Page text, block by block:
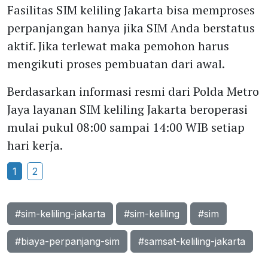
Fasilitas SIM keliling Jakarta bisa memproses
perpanjangan hanya jika SIM Anda berstatus
aktif. Jika terlewat maka pemohon harus
mengikuti proses pembuatan dari awal.
Berdasarkan informasi resmi dari Polda Metro
Jaya layanan SIM keliling Jakarta beroperasi
mulai pukul 08:00 sampai 14:00 WIB setiap
hari kerja.
1 2
#sim-keliling-jakarta #sim-keliling #sim
#biaya-perpanjang-sim #samsat-keliling-jakarta